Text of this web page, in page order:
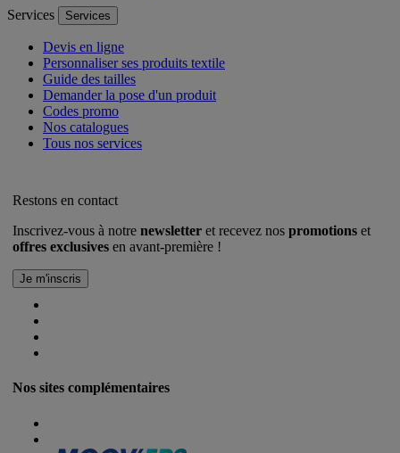
Services Services
Devis en ligne
Personnaliser ses produits textile
Guide des tailles
Demander la pose d'un produit
Codes promo
Nos catalogues
Tous nos services
Restons en contact
Inscrivez-vous à notre newsletter et recevez nos promotions et
offres exclusives en avant-première !
Nos sites complémentaires